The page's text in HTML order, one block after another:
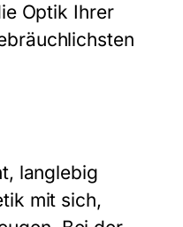
Optik Ihrer
langlebig
mit sich,